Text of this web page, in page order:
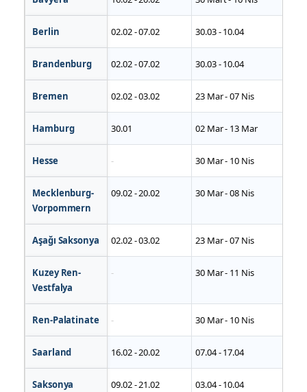
Berlin 02.02 - 07.02 30.03 - 10.04
Brandenburg 02.02 - 07.02 30.03 - 10.04
Bremen 02.02 - 03.02 23 Mar - 07 Nis
Hamburg 30.01 02 Mar - 13 Mar
Hesse - 30 Mar - 10 Nis
Mecklenburg-
Vorpommern
09.02 - 20.02 30 Mar - 08 Nis
Aşağı Saksonya 02.02 - 03.02 23 Mar - 07 Nis
Kuzey Ren-
Vestfalya
- 30 Mar - 11 Nis
Ren-Palatinate - 30 Mar - 10 Nis
Saarland 16.02 - 20.02 07.04 - 17.04
Saksonya 09.02 - 21.02 03.04 - 10.04